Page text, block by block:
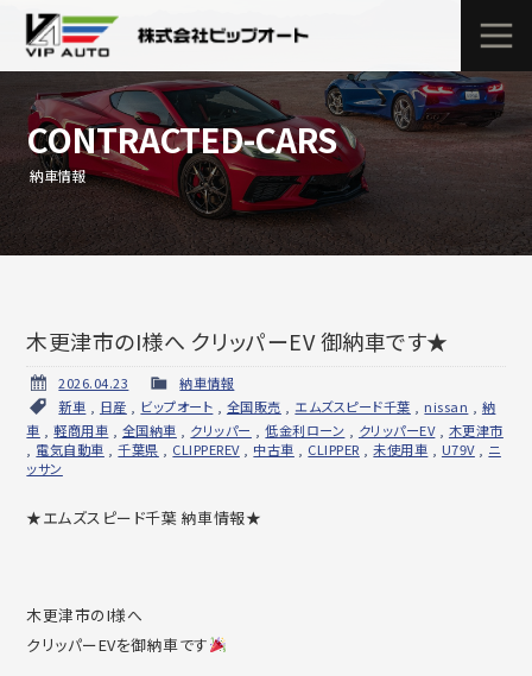
CONTRACTED-CARS
納車情報
木更津市のI様へ クリッパーEV 御納車です★
2026.04.23
納車情報
新車
日産 ビップオート 全国販売 エムズスピード千葉 nissan
納
車 ,軽商用車 全国納車 クリッパー ,低金利ローン クリッパーEV, 木更津市
電気自動車 ,千葉県 CLIPPEREV, 中古車 CLIPPER ,未使用車 U79V, ニ
ッサン
★エムズスピード千葉 納車情報★
木更津市のI様へ
クリッパーEVを御納車です